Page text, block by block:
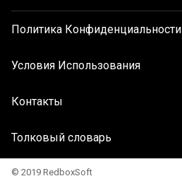
Политика Конфиденциальности
Условия Использования
Контакты
Толковый словарь
© 2019 RedboxSoft